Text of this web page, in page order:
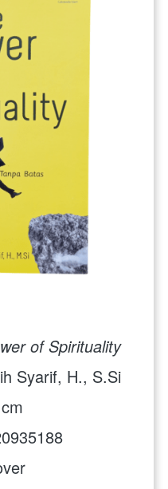
of Spirituality
Syarif, H., S.Si